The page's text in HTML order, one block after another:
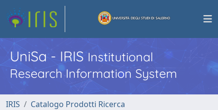
UniSa - IRISInstitutional
Research Information System
IRIS
Catalogo Prodotti Ricerca